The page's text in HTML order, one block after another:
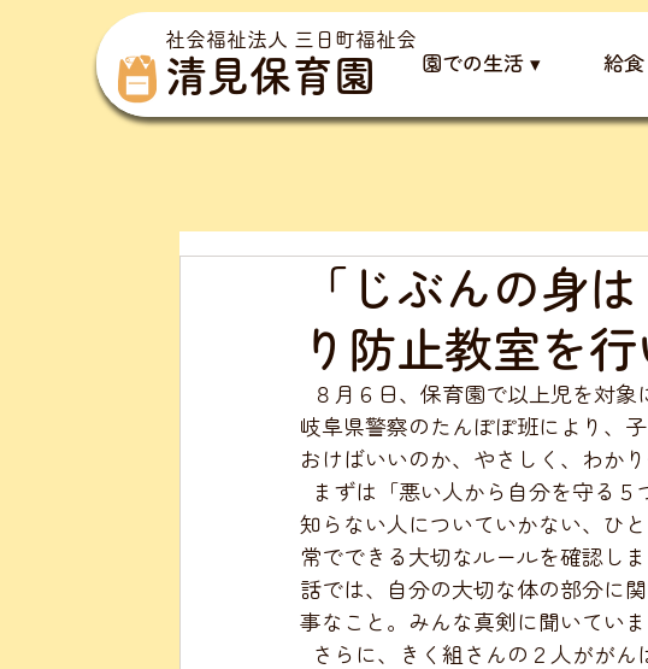
社会福祉法人 三日町福祉会
清見保育園 園での生活 ▾ 給
「じぶんの身
り防止教室を
８月６日、保育園で以上児を対
岐阜県警察のたんぽぽ班により、
おけばいいのか、やさしく、わか
まずは「悪い人から自分を守る
知らない人についていかない、ひ
常でできる大切なルールを確認し
話では、自分の大切な体の部分に
事なこと。みんな真剣に聞いていま